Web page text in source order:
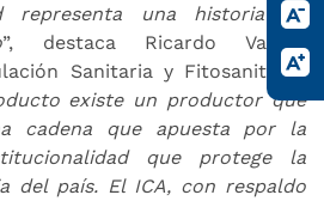
representa una historia de
”, destaca Ricardo Vargas
Sanitaria y Fitosanitaria.
existe un productor que
cadena que apuesta por la
que protege la
del país. El ICA, con respaldo